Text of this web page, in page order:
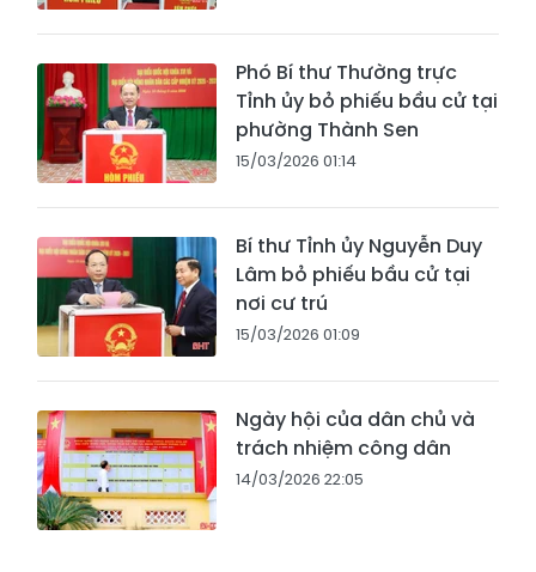
Phó Bí thư Thường trực
Tỉnh ủy bỏ phiếu bầu cử tại
phường Thành Sen
15/03/2026 01:14
Bí thư Tỉnh ủy Nguyễn Duy
Lâm bỏ phiếu bầu cử tại
nơi cư trú
15/03/2026 01:09
Ngày hội của dân chủ và
trách nhiệm công dân
14/03/2026 22:05